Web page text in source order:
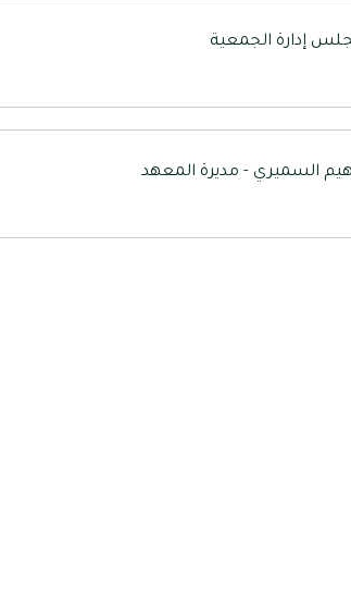
إدارة الجمعية
السميري - مديرة المعهد